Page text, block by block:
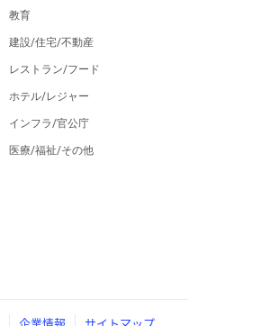
教育
建設/住宅/不動産
レストラン/フード
ホテル/レジャー
インフラ/官公庁
医療/福祉/その他